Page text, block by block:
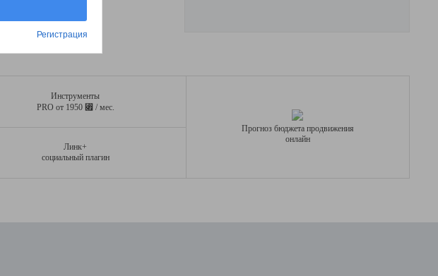
Инструменты
PRO от 1950 ⃏ / мес.
Линк+
социальный плагин
Прогноз бюджета продвижения
онлайн
Регистрация